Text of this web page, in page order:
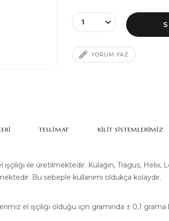
YORUM YAZ
ile üretilmektedir. Kulağın, Tragus,
Bu sebeple kullanımı oldukça kolaydır.
el işçiliği olduğu için gramında ± 0,1
TESLIMAT KILIT SISTEMLERIMIZ